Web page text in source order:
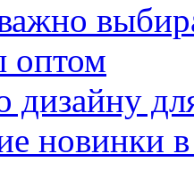
оптом
дизайну
новинки